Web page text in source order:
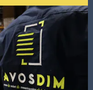
clic aquí
de 100€ sólo para